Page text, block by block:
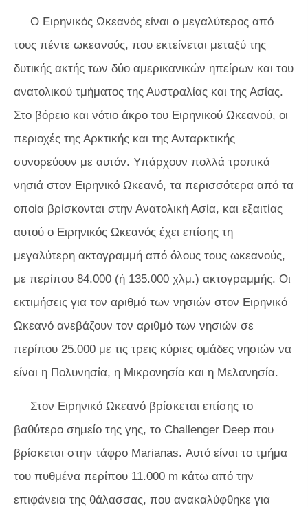
Ο Ειρηνικός Ωκεανός είναι ο μεγαλύτερος από
τους πέντε ωκεανούς, που εκτείνεται μεταξύ της
δυτικής ακτής των δύο αμερικανικών ηπείρων και του
ανατολικού τμήματος της Αυστραλίας και της Ασίας.
Στο βόρειο και νότιο άκρο του Ειρηνικού Ωκεανού, οι
περιοχές της Αρκτικής και της Ανταρκτικής
συνορεύουν με αυτόν. Υπάρχουν πολλά τροπικά
νησιά στον Ειρηνικό Ωκεανό, τα περισσότερα από τα
οποία βρίσκονται στην Ανατολική Ασία, και εξαιτίας
αυτού ο Ειρηνικός Ωκεανός έχει επίσης τη
μεγαλύτερη ακτογραμμή από όλους τους ωκεανούς,
με περίπου 84.000 (ή 135.000 χλμ.) ακτογραμμής. Οι
εκτιμήσεις για τον αριθμό των νησιών στον Ειρηνικό
Ωκεανό ανεβάζουν τον αριθμό των νησιών σε
περίπου 25.000 με τις τρεις κύριες ομάδες νησιών να
είναι η Πολυνησία, η Μικρονησία και η Μελανησία.
Στον Ειρηνικό Ωκεανό βρίσκεται επίσης το
βαθύτερο σημείο της γης, το Challenger Deep που
βρίσκεται στην τάφρο Marianas. Αυτό είναι το τμήμα
του πυθμένα περίπου 11.000 m κάτω από την
επιφάνεια της θάλασσας, που ανακαλύφθηκε για